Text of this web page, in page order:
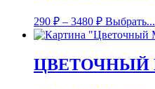
290 ₽ – 3480 ₽ Выбрать...
ЦВЕТОЧНЫЙ